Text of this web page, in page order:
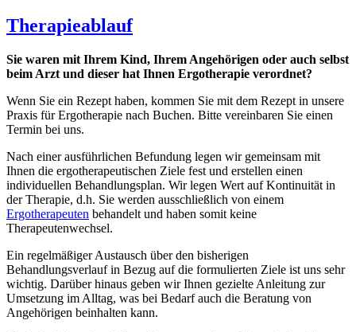
Therapieablauf
Sie waren mit Ihrem Kind, Ihrem Angehörigen oder auch selbst
beim Arzt und dieser hat Ihnen Ergotherapie verordnet?
Wenn Sie ein Rezept haben, kommen Sie mit dem Rezept in unsere
Praxis für Ergotherapie nach Buchen. Bitte vereinbaren Sie einen
Termin bei uns.
Nach einer ausführlichen Befundung legen wir gemeinsam mit
Ihnen die ergotherapeutischen Ziele fest und erstellen einen
individuellen Behandlungsplan. Wir legen Wert auf Kontinuität in
der Therapie, d.h. Sie werden ausschließlich von einem
Ergotherapeuten behandelt und haben somit keine
Therapeutenwechsel.
Ein regelmäßiger Austausch über den bisherigen
Behandlungsverlauf in Bezug auf die formulierten Ziele ist uns sehr
wichtig. Darüber hinaus geben wir Ihnen gezielte Anleitung zur
Umsetzung im Alltag, was bei Bedarf auch die Beratung von
Angehörigen beinhalten kann.